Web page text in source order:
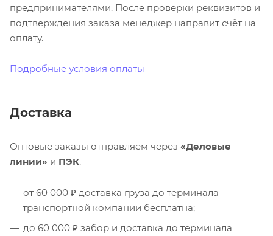
предпринимателями. После проверки реквизитов и
подтверждения заказа менеджер направит счёт на
оплату.
Подробные условия оплаты
Доставка
Оптовые заказы отправляем через «Деловые
линии» и ПЭК.
от 60 000 ₽ доставка груза до терминала
транспортной компании бесплатна;
до 60 000 ₽ забор и доставка до терминала